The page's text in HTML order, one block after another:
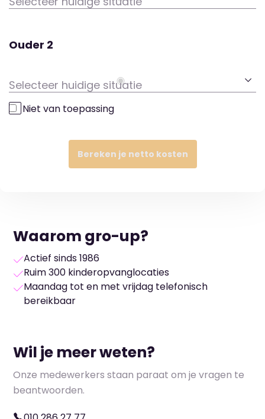
Ouder 2
Niet van toepassing
Bereken je netto kosten
Waarom gro-up?
Actief sinds 1986
Ruim 300 kinderopvanglocaties
Maandag tot en met vrijdag telefonisch
bereikbaar
Wil je meer weten?
Onze medewerkers staan paraat om je vragen te
beantwoorden.